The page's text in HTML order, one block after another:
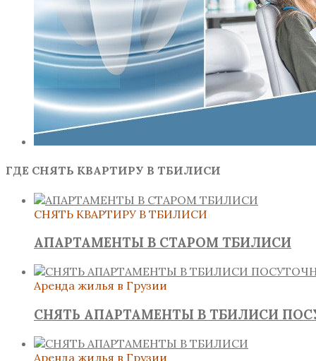
ГДЕ СНЯТЬ КВАРТИРУ В ТБИЛИСИ
СНЯТЬ КВАРТИРУ В ТБИЛИСИ
АПАРТАМЕНТЫ В СТАРОМ ТБИЛИСИ
Аренда жилья в Грузии
СНЯТЬ АПАРТАМЕНТЫ В ТБИЛИСИ
Аренда жилья в Грузии